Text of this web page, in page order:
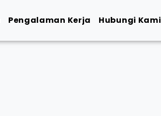
Pengalaman Kerja Hubungi Kami